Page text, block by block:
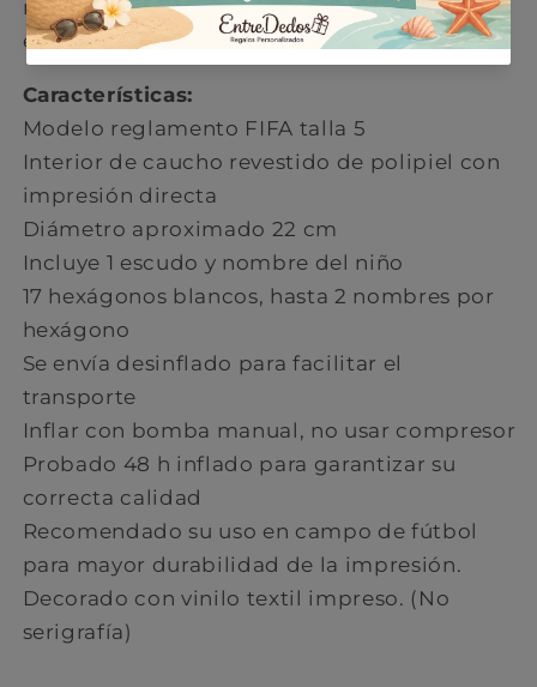
metacrilato para exponerlo después del
evento.
Características:
Modelo reglamento FIFA talla 5
Interior de caucho revestido de polipiel con
impresión directa
Diámetro aproximado 22 cm
Incluye 1 escudo y nombre del niño
17 hexágonos blancos, hasta 2 nombres por
hexágono
Se envía desinflado para facilitar el
transporte
Inflar con bomba manual, no usar compresor
Probado 48 h inflado para garantizar su
correcta calidad
Recomendado su uso en campo de fútbol
para mayor durabilidad de la impresión.
Decorado con vinilo textil impreso. (No
serigrafía)